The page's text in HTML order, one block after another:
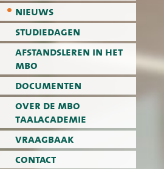
nieuws
studiedagen
afstandsleren in het
mbo
documenten
over de mbo
taalacademie
vraagbaak
contact